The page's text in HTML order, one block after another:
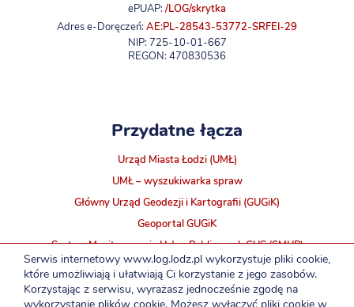
ePUAP: /LOG/skrytka
Adres e-Doręczeń: AE:PL-28543-53772-SRFEI-29
NIP: 725-10-01-667
REGON: 470830536
Przydatne łącza
Urząd Miasta Łodzi (UMŁ)
UMŁ – wyszukiwarka spraw
Główny Urząd Geodezji i Kartografii (GUGiK)
Geoportal GUGiK
System Monitorowania Usług Publicznych GUS (SMUP)
INTRA ŁOG
Serwis internetowy www.log.lodz.pl wykorzystuje pliki cookie,
które umożliwiają i ułatwiają Ci korzystanie z jego zasobów.
Korzystając z serwisu, wyrażasz jednocześnie zgodę na